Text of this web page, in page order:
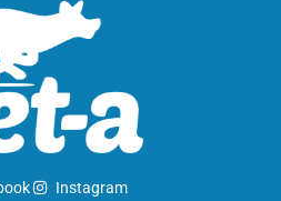
Instagram